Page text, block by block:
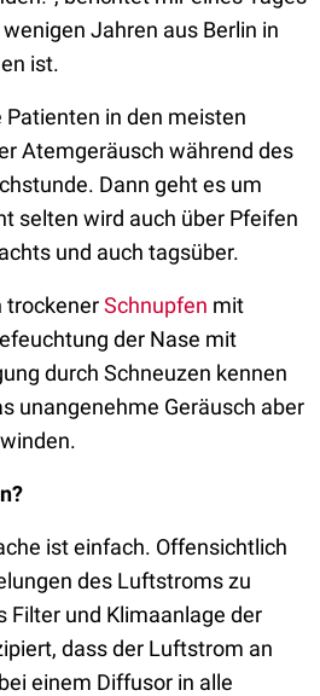
Jahren aus Berlin in
ist.
in den meisten
Atemgeräusch während des
Dann geht es um
selten wird auch über Pfeifen
und auch tagsüber.
trockenerSchnupfen mit
der Nase mit
durch Schneuzen kennen
unangenehme Geräusch aber
ist einfach. Offensichtlich
des Luftstroms zu
Filter und Klimaanlage der
dass der Luftstrom an
einem Diffusor in alle